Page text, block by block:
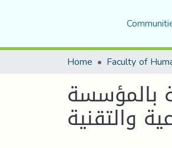
Home
بالمؤسسة